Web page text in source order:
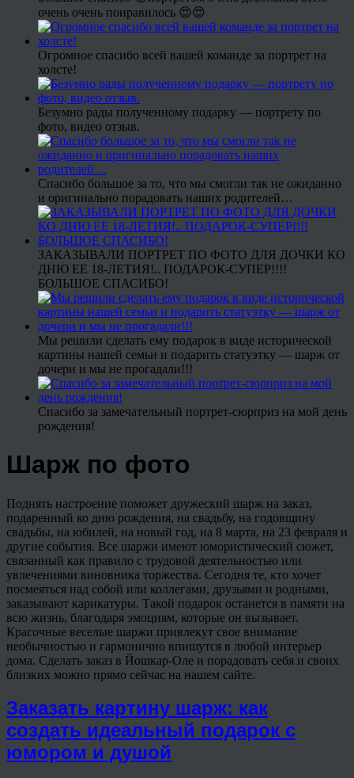
очень очень понравилось 😍😍
Огромное спасибо всей вашей команде за портрет на
холсте!
Безумно рады полученному подарку — портрету по
фото, видео отзыв.
Спасибо большое за то, что мы смогли так не ожиданно
и оригинально порадовать наших родителей…
ЗАКАЗЫВАЛИ ПОРТРЕТ ПО ФОТО ДЛЯ ДОЧКИ КО
ДНЮ ЕЕ 18-ЛЕТИЯ!.. ПОДАРОК-СУПЕР!!!!
БОЛЬШОЕ СПАСИБО!
Мы решили сделать ему подарок в виде исторической
картины нашей семьи и подарить статуэтку — шарж от
дочери и мы не прогадали!!!
Спасибо за замечательный портрет-сюрприз на мой день
рождения!
Шарж по фото
Поднять настроение поможет дружеский шарж на заказ,
подаренный ко дню рождения, на свадьбу, на годовщину
свадьбы, на юбилей, на новый год, на 8 марта, на 23 февраля и
другие события. Все шаржи имеют юмористический сюжет,
связанный как правило с трудовой деятельностью или
увлечениями виновника торжества. Сегодня те, кто хочет
посмеяться над собой или коллегами, друзьями и родными,
заказывают карикатуры. Такой подарок останется в памяти на
всю жизнь, благодаря эмоциям, которые он вызывает.
Красочные веселые шаржи привлекут свое внимание
необычностью и гармонично впишутся в любой интерьер
дома. Сделать заказ в Йошкар-Оле и порадовать себя и своих
близких можно прямо сейчас на нашем сайте.
Заказать картину шарж: как
создать идеальный подарок с
юмором и душой